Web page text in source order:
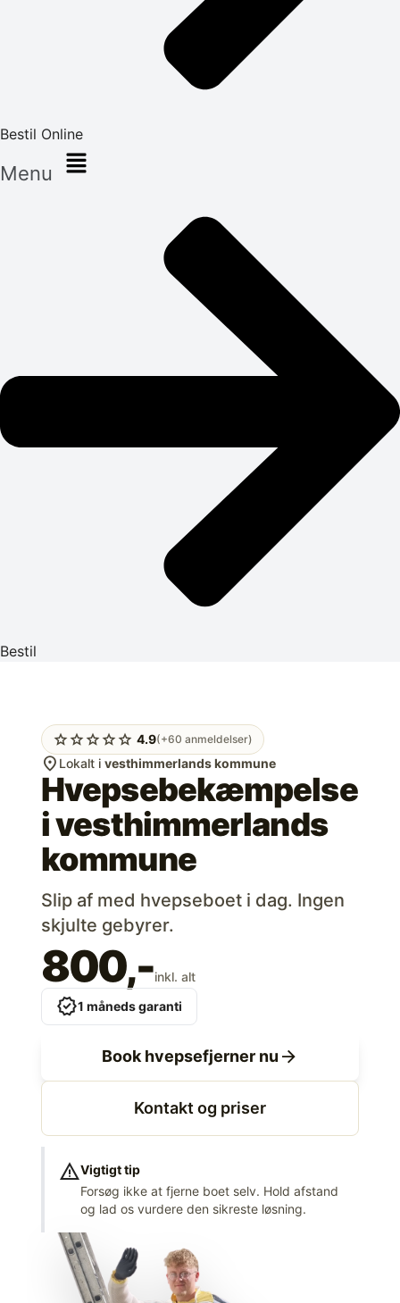
Bestil Online
Menu
Bestil
starstarstarstarstar 4.9(+60 anmeldelser)
location_on Lokalt i vesthimmerlands kommune
Hvepsebekæmpelse
ivesthimmerlands
kommune
Slip af med hvepseboet i dag. Ingen
skjulte gebyrer.
800,-inkl. alt
verified1 måneds garanti
Book hvepsefjerner nu arrow_forward
Kontakt og priser
warningVigtigt tip
Forsøg ikke at fjerne boet selv. Hold afstand
og lad os vurdere den sikreste løsning.